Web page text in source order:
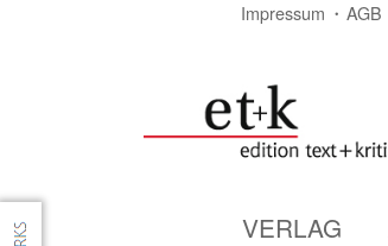
Impressum AGB
VERLAG